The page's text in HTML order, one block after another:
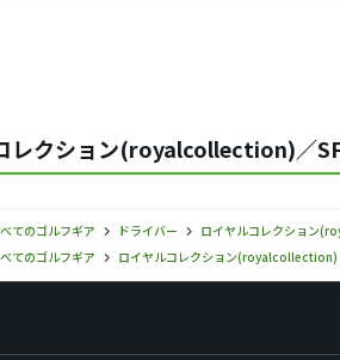
レクション(royalcollection)／
てのゴルフギア ドライバー ロイヤルコレクション
てのゴルフギア ロイヤルコレクション(royalcollection)